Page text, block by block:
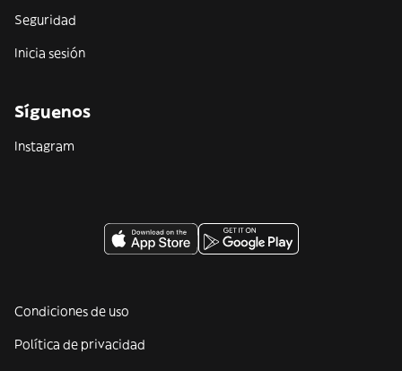
Seguridad
Inicia sesión
Síguenos
Instagram
Condiciones de uso
Política de privacidad